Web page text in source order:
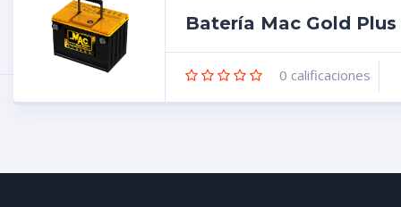
Batería Mac Gold Plus
0 calificaciones